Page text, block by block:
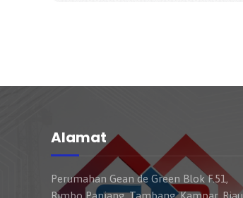
Alamat
Perumahan Gean de Green Blok F.51,
Rimbo Panjang, Tambang, Kampar, Riau.